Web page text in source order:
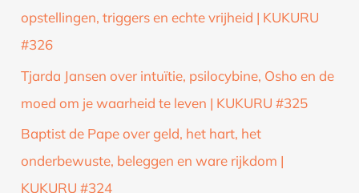
opstellingen, triggers en echte vrijheid | KUKURU
#326
Tjarda Jansen over intuïtie, psilocybine, Osho en de
moed om je waarheid te leven | KUKURU #325
Baptist de Pape over geld, het hart, het
onderbewuste, beleggen en ware rijkdom |
KUKURU #324